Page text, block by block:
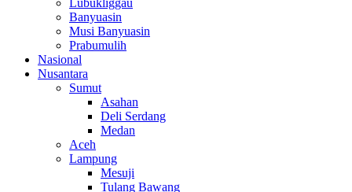
Lubukliggau
Banyuasin
Musi Banyuasin
Prabumulih
Nasional
Nusantara
Sumut
Asahan
Deli Serdang
Medan
Aceh
Lampung
Mesuji
Tulang Bawang